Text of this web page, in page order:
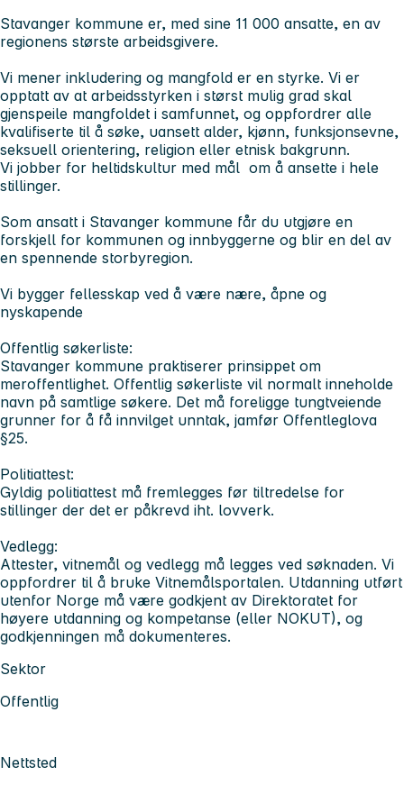
Stavanger kommune er, med sine 11 000 ansatte, en av
regionens største arbeidsgivere.
Vi mener inkludering og mangfold er en styrke. Vi er
opptatt av at arbeidsstyrken i størst mulig grad skal
gjenspeile mangfoldet i samfunnet, og oppfordrer alle
kvalifiserte til å søke, uansett alder, kjønn, funksjonsevne,
seksuell orientering, religion eller etnisk bakgrunn.
Vi jobber for heltidskultur med mål om å ansette i hele
stillinger.
Som ansatt i Stavanger kommune får du utgjøre en
forskjell for kommunen og innbyggerne og blir en del av
en spennende storbyregion.
Vi bygger fellesskap ved å være nære, åpne og
nyskapende
Offentlig søkerliste:
Stavanger kommune praktiserer prinsippet om
meroffentlighet. Offentlig søkerliste vil normalt inneholde
navn på samtlige søkere. Det må foreligge tungtveiende
grunner for å få innvilget unntak, jamfør Offentleglova
§25.
Politiattest:
Gyldig politiattest må fremlegges før tiltredelse for
stillinger der det er påkrevd iht. lovverk.
Vedlegg:
Attester, vitnemål og vedlegg må legges ved søknaden. Vi
oppfordrer til å bruke Vitnemålsportalen. Utdanning utført
utenfor Norge må være godkjent av Direktoratet for
høyere utdanning og kompetanse (eller NOKUT), og
godkjenningen må dokumenteres.
Sektor
Offentlig
Nettsted